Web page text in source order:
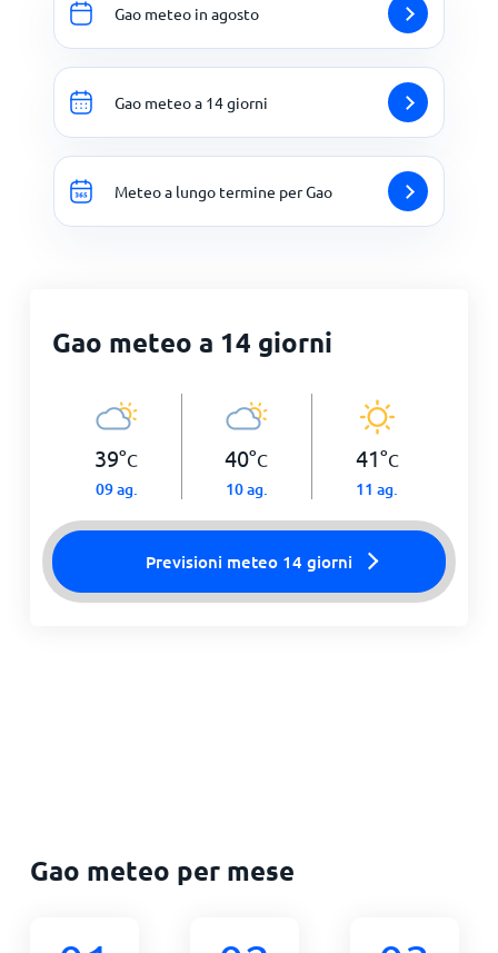
Gao meteo in agosto
Gao meteo a 14 giorni
Meteo a lungo termine per Gao
Gao meteo a 14 giorni
39°C
09 ag.
40°C
10 ag.
41°C
11 ag.
Previsioni meteo 14 giorni
Gao meteo per mese